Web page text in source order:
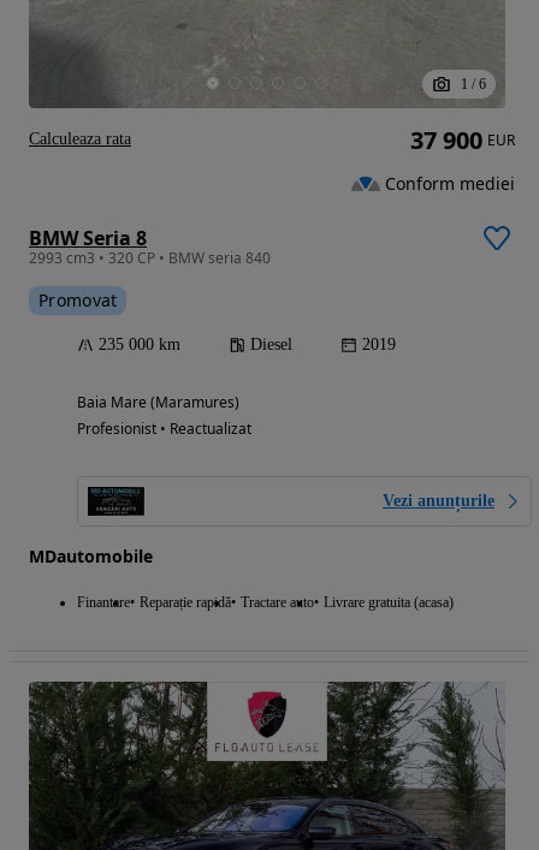
1 / 6
BMW Seria 8
2993 cm3 • 320 CP • BMW seria 840
Promovat
235 000 km Diesel 2019
Baia Mare (Maramures)
Profesionist • Reactualizat
Vezi anunțurile
MDautomobile
Finantare Reparație rapidă Tractare auto Livrare gratuita (acasa)
37 900 EUR
Conform mediei
Calculeaza rata